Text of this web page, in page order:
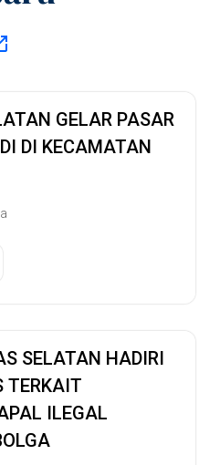
Nias
GELAR PASAR
DI KECAMATAN
SELATAN HADIRI
TERKAIT
ILEGAL